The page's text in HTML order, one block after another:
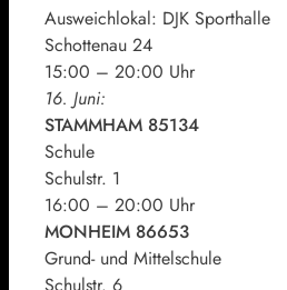
Ausweichlokal: DJK Sporthalle
Schottenau 24
15:00 – 20:00 Uhr
16. Juni:
STAMMHAM 85134
Schule
Schulstr. 1
16:00 – 20:00 Uhr
MONHEIM 86653
Grund- und Mittelschule
Schulstr. 6